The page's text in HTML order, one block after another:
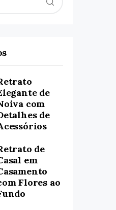
de
com
de
de
em
Flores ao